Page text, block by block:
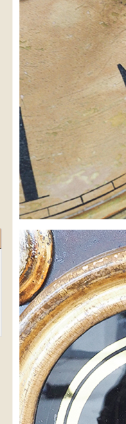
9月 <<
月 火 水 木 金
土
1
2 3 4
7 8 10 11
12
14 16 17 18
19
21 22 23 24 25
26
28 29 30
店舗休業日